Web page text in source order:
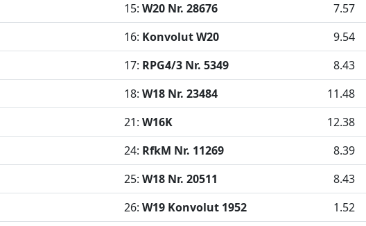
15: W20 Nr. 28676 7.57
16: Konvolut W20 9.54
17: RPG4/3 Nr. 5349 8.43
18: W18 Nr. 23484 11.48
21: W16K 12.38
24: RfkM Nr. 11269 8.39
25: W18 Nr. 20511 8.43
26: W19 Konvolut 1952 1.52